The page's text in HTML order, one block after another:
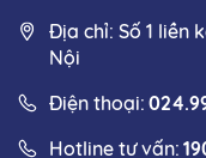
Địa chỉ: Số 1 liền
Nội
Điện thoại:
Hotline tư vấn: